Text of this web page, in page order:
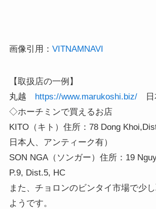
画像引用： VITNAMNAVI
【取扱店の一例】
丸越
https://www.marukoshi.biz/日
◇ホーチミンで買えるお店
KITO（キト）住所：78 Dong
日本人、アンティーク有）
SON NGA（ソンガー）住所：19
P.9, Dist.5, HC
また、チョロンのビンタイ市場で少
ようです。